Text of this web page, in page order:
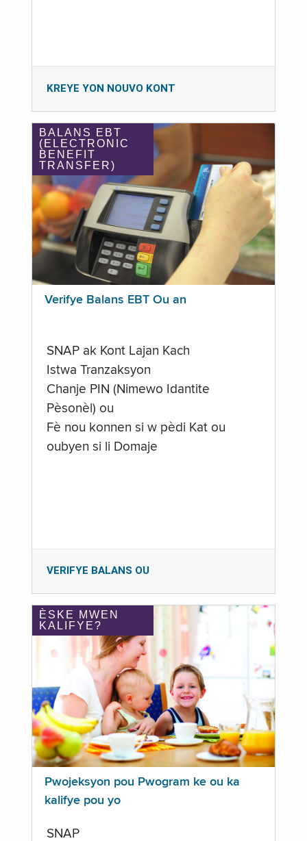
KREYE YON NOUVO KONT
BALANS EBT
(ELECTRONIC
BENEFIT
TRANSFER)
Verifye Balans EBT Ou an
SNAP ak Kont Lajan Kach
Istwa Tranzaksyon
Chanje PIN (Nimewo Idantite
Pèsonèl) ou
Fè nou konnen si w pèdi Kat ou
oubyen si li Domaje
VERIFYE BALANS OU
ÈSKE MWEN
KALIFYE?
Pwojeksyon pou Pwogram ke ou ka
kalifye pou yo
SNAP